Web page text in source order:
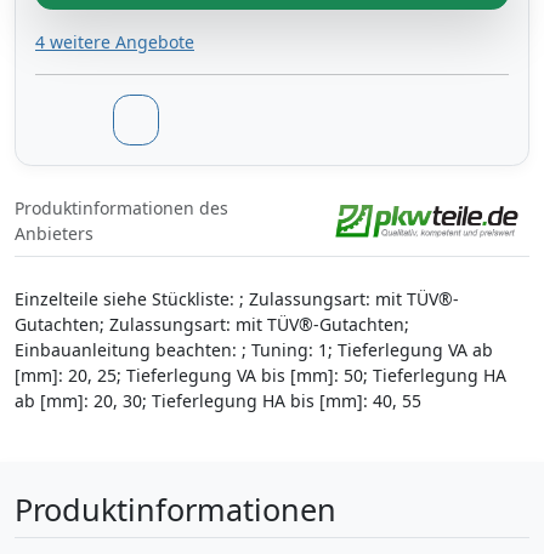
4 weitere Angebote
Produktinformationen des
Anbieters
Einzelteile siehe Stückliste: ; Zulassungsart: mit TÜV®-
Gutachten; Zulassungsart: mit TÜV®-Gutachten;
Einbauanleitung beachten: ; Tuning: 1; Tieferlegung VA ab
[mm]: 20, 25; Tieferlegung VA bis [mm]: 50; Tieferlegung HA
ab [mm]: 20, 30; Tieferlegung HA bis [mm]: 40, 55
Produktinformationen